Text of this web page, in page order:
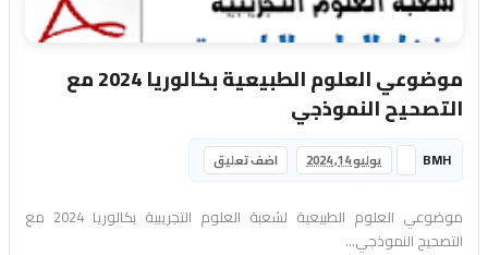
موضوعي العلوم الطبيعية بكالوريا 2024 مع
التصحيح النموذجي
BMH يوليو 14, 2024 اضف تعليق
موضوعي العلوم الطبيعية لشعبة العلوم التجريبية بكالوريا 2024 مع
التصحيح النموذجي...